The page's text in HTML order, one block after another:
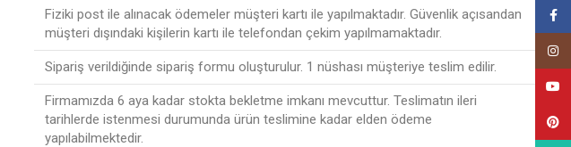
Fiziki post ile alınacak ödemeler müşteri kartı ile yapılmaktadır. Güvenlik açısandan
müşteri dışındaki kişilerin kartı ile telefondan çekim yapılmamaktadır.
Sipariş verildiğinde sipariş formu oluşturulur. 1 nüshası müşteriye teslim edilir.
Firmamızda 6 aya kadar stokta bekletme imkanı mevcuttur. Teslimatın ileri
tarihlerde istenmesi durumunda ürün teslimine kadar elden ödeme
yapılabilmektedir.